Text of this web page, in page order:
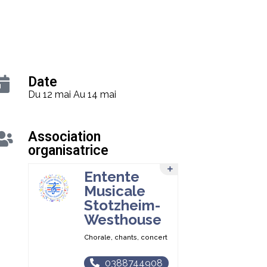
Date
Du 12 mai Au 14 mai
Association
organisatrice
Entente
Musicale
Stotzheim-
Westhouse
Chorale, chants, concert
0388744908